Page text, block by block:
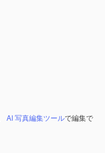
AI 写真編集ツールで編集で